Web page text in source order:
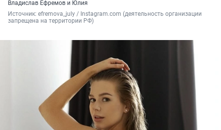
Владислав Ефремов и Юлия
Источник: efremova_july / Instagram.com (деятельность организации
запрещена на территории РФ)